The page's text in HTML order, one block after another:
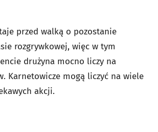
przed walką o pozostanie
rozgrywkowej, więc w tym
drużyna mocno liczy na
Karnetowicze mogą liczyć na wiele
akcji.